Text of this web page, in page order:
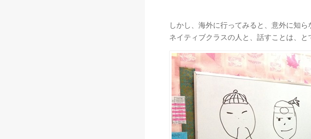
しかし、海外に行ってみると、意外に知ら
ネイティブクラスの人と、話すことは、と